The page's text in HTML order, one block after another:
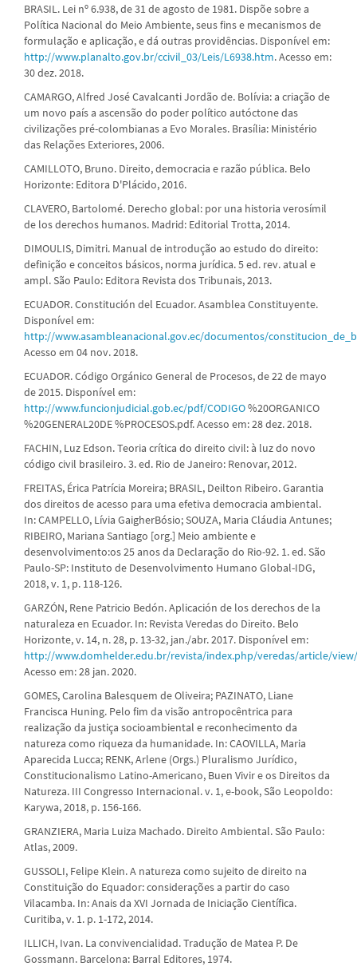
BRASIL. Lei nº 6.938, de 31 de agosto de 1981. Dispõe sobre a
Política Nacional do Meio Ambiente, seus fins e mecanismos de
formulação e aplicação, e dá outras providências. Disponível em:
http://www.planalto.gov.br/ccivil_03/Leis/L6938.htm. Acesso em:
30 dez. 2018.
CAMARGO, Alfred José Cavalcanti Jordão de. Bolívia: a criação de
um novo país a ascensão do poder político autóctone das
civilizações pré-colombianas a Evo Morales. Brasília: Ministério
das Relações Exteriores, 2006.
CAMILLOTO, Bruno. Direito, democracia e razão pública. Belo
Horizonte: Editora D'Plácido, 2016.
CLAVERO, Bartolomé. Derecho global: por una historia verosímil
de los derechos humanos. Madrid: Editorial Trotta, 2014.
DIMOULIS, Dimitri. Manual de introdução ao estudo do direito:
definição e conceitos básicos, norma jurídica. 5 ed. rev. atual e
ampl. São Paulo: Editora Revista dos Tribunais, 2013.
ECUADOR. Constitución del Ecuador. Asamblea Constituyente.
Disponível em:
http://www.asambleanacional.gov.ec/documentos/
Acesso em 04 nov. 2018.
ECUADOR. Código Orgánico General de Procesos, de 22 de mayo
de 2015. Disponível em:
http://www.funcionjudicial.gob.ec/pdf/CODIGO%20ORGANICO
%20GENERAL20DE %PROCESOS.pdf. Acesso em: 28 dez. 2018.
FACHIN, Luz Edson. Teoria crítica do direito civil: à luz do novo
código civil brasileiro. 3. ed. Rio de Janeiro: Renovar, 2012.
FREITAS, Érica Patrícia Moreira; BRASIL, Deilton Ribeiro. Garantia
dos direitos de acesso para uma efetiva democracia ambiental.
In: CAMPELLO, Lívia GaigherBósio; SOUZA, Maria Cláudia Antunes;
RIBEIRO, Mariana Santiago [org.] Meio ambiente e
desenvolvimento:os 25 anos da Declaração do Rio-92. 1. ed. São
Paulo-SP: Instituto de Desenvolvimento Humano Global-IDG,
2018, v. 1, p. 118-126.
GARZÓN, Rene Patricio Bedón. Aplicación de los derechos de la
naturaleza en Ecuador. In: Revista Veredas do Direito. Belo
Horizonte, v. 14, n. 28, p. 13-32, jan./abr. 2017. Disponível em:
http://www.domhelder.edu.br/revista/index.php/veredas/article/
Acesso em: 28 jan. 2020.
GOMES, Carolina Balesquem de Oliveira; PAZINATO, Liane
Francisca Huning. Pelo fim da visão antropocêntrica para
realização da justiça socioambiental e reconhecimento da
natureza como riqueza da humanidade. In: CAOVILLA, Maria
Aparecida Lucca; RENK, Arlene (Orgs.) Pluralismo Jurídico,
Constitucionalismo Latino-Americano, Buen Vivir e os Direitos da
Natureza. III Congresso Internacional. v. 1, e-book, São Leopoldo:
Karywa, 2018, p. 156-166.
GRANZIERA, Maria Luiza Machado. Direito Ambiental. São Paulo:
Atlas, 2009.
GUSSOLI, Felipe Klein. A natureza como sujeito de direito na
Constituição do Equador: considerações a partir do caso
Vilacamba. In: Anais da XVI Jornada de Iniciação Científica.
Curitiba, v. 1. p. 1-172, 2014.
ILLICH, Ivan. La convivencialidad. Tradução de Matea P. De
Gossmann. Barcelona: Barral Editores, 1974.